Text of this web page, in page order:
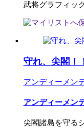
武将グラフィッ
守れ、尖閣！
アンディーメン
アンディーメン
尖閣諸島を守る